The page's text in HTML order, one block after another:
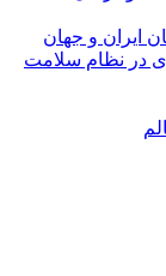
ایران و جهان
در نظام سلامت